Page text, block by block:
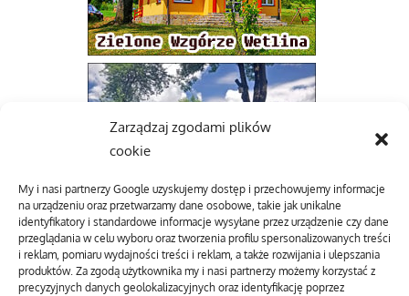
Zarządzaj zgodami plików
cookie
My i nasi partnerzy Google uzyskujemy dostęp i przechowujemy informacje
na urządzeniu oraz przetwarzamy dane osobowe, takie jak unikalne
identyfikatory i standardowe informacje wysyłane przez urządzenie czy dane
przeglądania w celu wyboru oraz tworzenia profilu spersonalizowanych treści
i reklam, pomiaru wydajności treści i reklam, a także rozwijania i ulepszania
produktów. Za zgodą użytkownika my i nasi partnerzy możemy korzystać z
precyzyjnych danych geolokalizacyjnych oraz identyfikację poprzez